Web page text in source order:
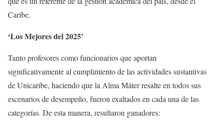
Caribe.
‘Los Mejores del 2025’
Tanto profesores como funcionarios que aportan
significativamente al cumplimiento de las actividades sustantivas
de Unicaribe, haciendo que la Alma Máter resalte en todos sus
escenarios de desempeño, fueron exaltados en cada una de las
categorías. De esta manera, resultaron ganadores: